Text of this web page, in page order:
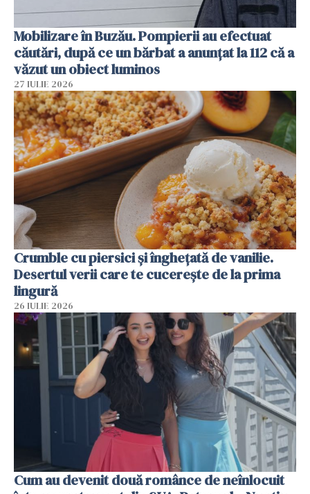
Mobilizare în Buzău. Pompierii au efectuat
căutări, după ce un bărbat a anunțat la 112 că a
văzut un obiect luminos
27 IULIE 2026
Crumble cu piersici și înghețată de vanilie.
Desertul verii care te cucerește de la prima
lingură
26 IULIE 2026
Cum au devenit două românce de neînlocuit